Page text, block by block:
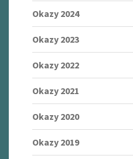
Okazy 2024
Okazy 2023
Okazy 2022
Okazy 2021
Okazy 2020
Okazy 2019